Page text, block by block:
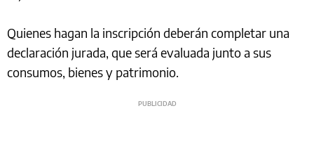
Quienes hagan la inscripción deberán completar una
declaración jurada, que será evaluada junto a sus
consumos, bienes y patrimonio.